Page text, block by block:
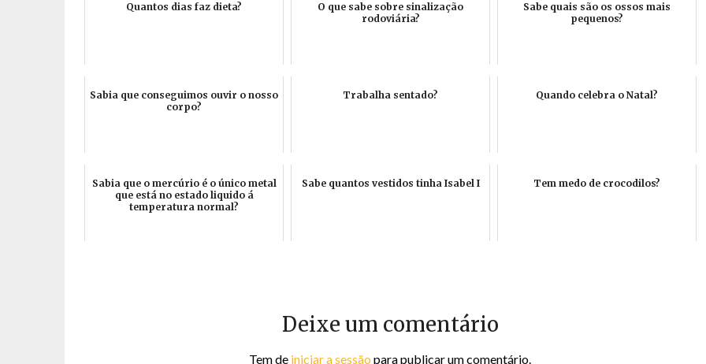
Quantos dias faz dieta?
O que sabe sobre sinalização
rodoviária?
Sabe quais são os ossos mais
pequenos?
Sabia que conseguimos ouvir o nosso
corpo?
Trabalha sentado? Quando celebra o Natal?
Sabia que o mercúrio é o único metal
que está no estado liquido á
temperatura normal?
Sabe quantos vestidos tinha Isabel I Tem medo de crocodilos?
Deixe um comentário
Tem de iniciar a sessão para publicar um comentário.